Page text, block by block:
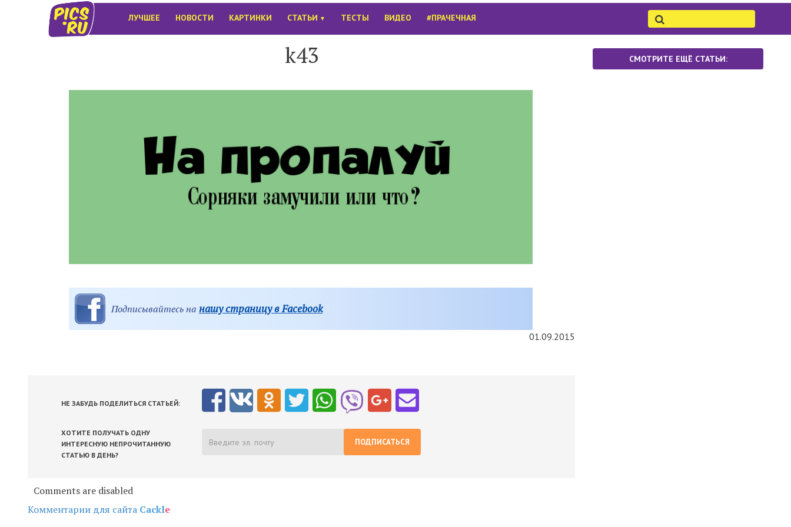
ЛУЧШЕЕ НОВОСТИ КАРТИНКИ СТАТЬИ ▼ ТЕСТЫ ВИДЕО #ПРАЧЕЧНАЯ
k43
Подписывайтесь на нашу страницу в Facebook
01.09.2015
НЕ ЗАБУДЬ ПОДЕЛИТЬСЯ СТАТЬЕЙ:
ХОТИТЕ ПОЛУЧАТЬ ОДНУ
ИНТЕРЕСНУЮ НЕПРОЧИТАННУЮ
СТАТЬЮ В ДЕНЬ?
ПОДПИСАТЬСЯ
Comments are disabled
Комментарии для сайта Cackle
СМОТРИТЕ ЕЩЁ СТАТЬИ: